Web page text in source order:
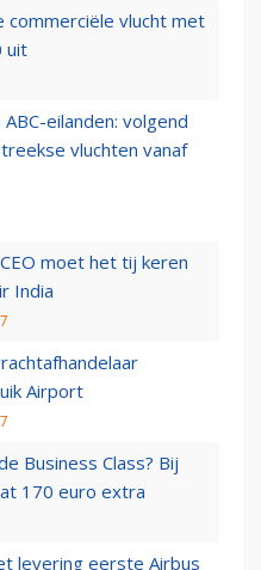
vlucht met
uit
eilanden: volgend
vluchten vanaf
moet het tij keren
India
Airport
Business Class? Bij
170 euro extra
levering eerste Airbus